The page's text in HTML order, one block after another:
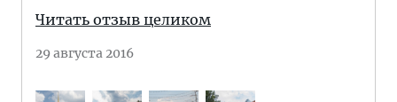
Читать отзыв целиком
29 августа 2016